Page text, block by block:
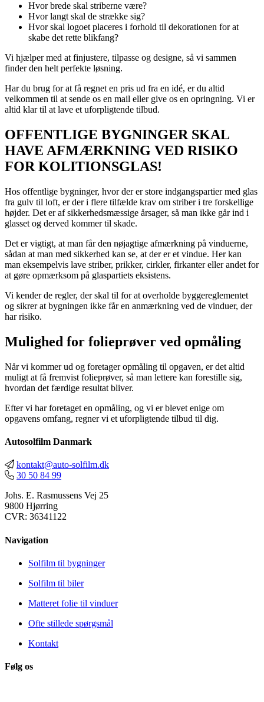
Hvor brede skal striberne være?
Hvor langt skal de strække sig?
Hvor skal logoet placeres i forhold til dekorationen for at
skabe det rette blikfang?
Vi hjælper med at finjustere, tilpasse og designe, så vi sammen
finder den helt perfekte løsning.
Har du brug for at få regnet en pris ud fra en idé, er du altid
velkommen til at sende os en mail eller give os en opringning. Vi er
altid klar til at lave et uforpligtende tilbud.
OFFENTLIGE BYGNINGER SKAL
HAVE AFMÆRKNING VED RISIKO
FOR KOLITIONSGLAS!
Hos offentlige bygninger, hvor der er store indgangspartier med glas
fra gulv til loft, er der i flere tilfælde krav om striber i tre forskellige
højder. Det er af sikkerhedsmæssige årsager, så man ikke går ind i
glasset og derved kommer til skade.
Det er vigtigt, at man får den nøjagtige afmærkning på vinduerne,
sådan at man med sikkerhed kan se, at der er et vindue. Her kan
man eksempelvis lave striber, prikker, cirkler, firkanter eller andet for
at gøre opmærksom på glaspartiets eksistens.
Vi kender de regler, der skal til for at overholde byggereglementet
og sikrer at bygningen ikke får en anmærkning ved de vinduer, der
har risiko.
Mulighed for folieprøver ved opmåling
Når vi kommer ud og foretager opmåling til opgaven, er det altid
muligt at få fremvist folieprøver, så man lettere kan forestille sig,
hvordan det færdige resultat bliver.
Efter vi har foretaget en opmåling, og vi er blevet enige om
opgavens omfang, regner vi et uforpligtende tilbud til dig.
Autosolfilm Danmark
kontakt@auto-solfilm.dk
30 50 84 99
Johs. E. Rasmussens Vej 25
9800 Hjørring
CVR: 36341122
Navigation
Solfilm til bygninger
Solfilm til biler
Matteret folie til vinduer
Ofte stillede spørgsmål
Kontakt
Følg os